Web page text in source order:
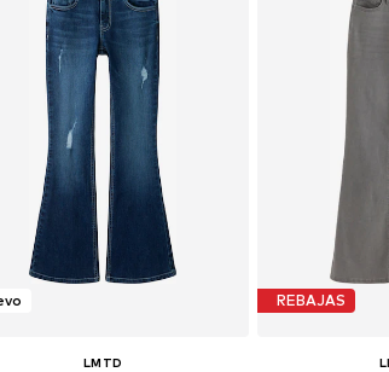
LMTD
REBAJAS